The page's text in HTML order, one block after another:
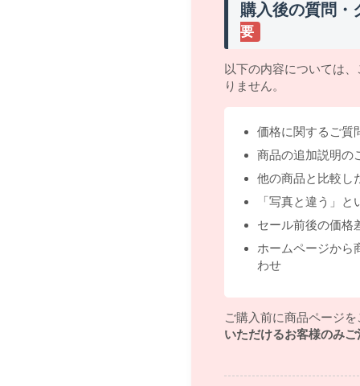
購入後の質問・
要
以下の内容については
りません。
価格に関するご質
商品の追加説明の
他の商品と比較し
「写真と違う」
セール前後の価格
ホームページから
わせ
ご購入前に商品ページ
いただけるお客様のみ